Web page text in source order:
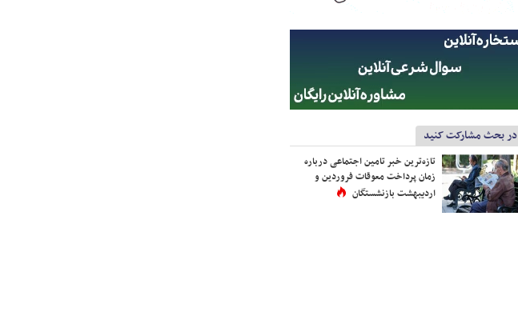
در بحث مشارکت کنید
تازه‌ترین خبر تامین اجتماعی درباره
زمان پرداخت معوقات فروردین و
اردیبهشت بازنشستگان